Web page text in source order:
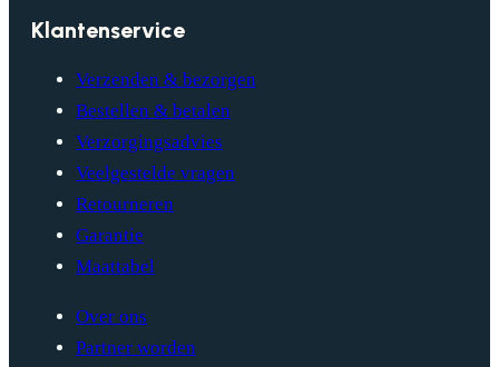
Klantenservice
Verzenden & bezorgen
Bestellen & betalen
Verzorgingsadvies
Veelgestelde vragen
Retourneren
Garantie
Maattabel
Over ons
Partner worden